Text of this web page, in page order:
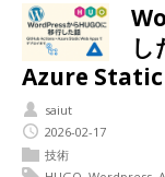
Azure Static
saiut
2026-02-17
技術